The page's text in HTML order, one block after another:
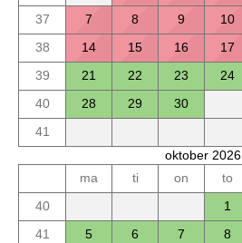
37
7 8 9 10
38
14 15 16 17
39
21 22 23 24
40
28 29
30
41
oktober 2026
ma
ti on to
40
1
41
5 6 7 8